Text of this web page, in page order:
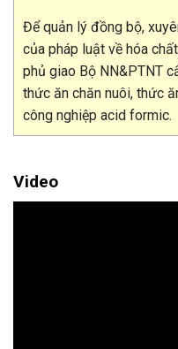
Để quản lý đồng bộ,
của pháp luật về hóa
phủ giao Bộ NN&PTNT
thức ăn chăn nuôi, thức
công nghiệp acid formic.
Video